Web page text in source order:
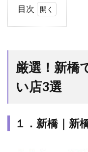
目次
で当
たる
と有
店3
選
厳選！新橋
い店3選
１．新橋｜新